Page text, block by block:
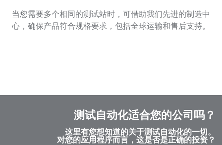
当您需要多个相同的测试站时，可借助我们先进的制造中
心，确保产品符合规格要求，包括全球运输和售后支持。
测试自动化适合您的公司吗？
这里有您想知道的关于测试自动化的一切。
对您的应用程序而言，这是否是正确的投资？